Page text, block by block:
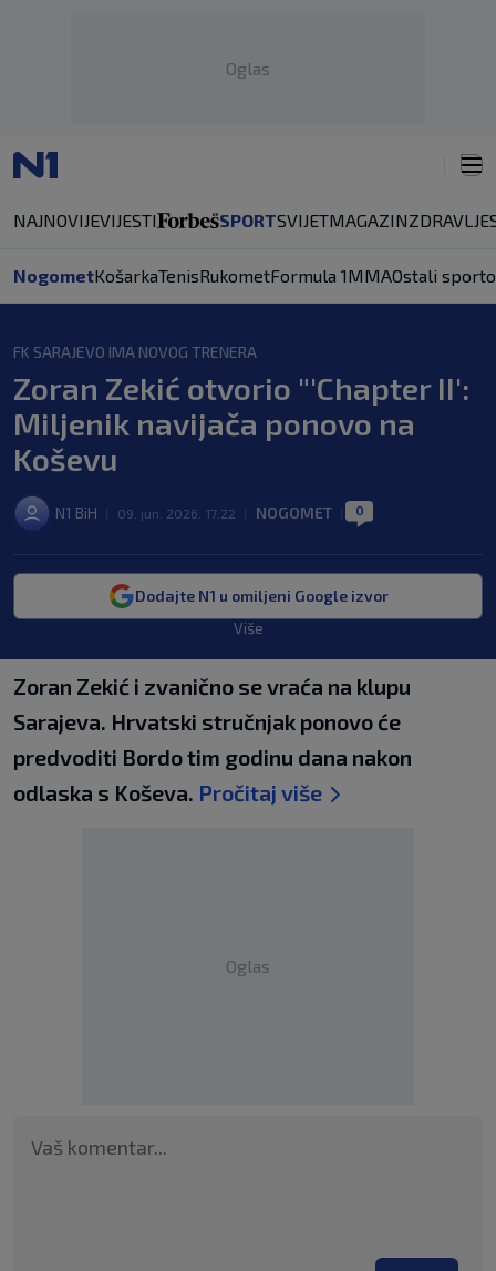
Oglas
NAJNOVIJEVIJESTI SPORTSVIJETMAGAZINZDRAVLJE
NogometKošarkaTenisRukometFormula 1MMAOstali
FK SARAJEVO IMA NOVOG TRENERA
Zoran Zekić otvorio "'Chapter II':
Miljenik navijača ponovo na
Koševu
N1 BiH 09. jun. 2026. 17:22 NOGOMET 0
Dodajte N1 u omiljeni Google izvor
Više
Zoran Zekić i zvanično se vraća na klupu
Sarajeva. Hrvatski stručnjak ponovo će
predvoditi Bordo tim godinu dana nakon
odlaska s Koševa. Pročitaj više
Oglas